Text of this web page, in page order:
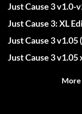
Just Cause 3 v1.0-
Just Cause 3: XL
Just Cause 3 v1.05
Just Cause 3 v1.05
More